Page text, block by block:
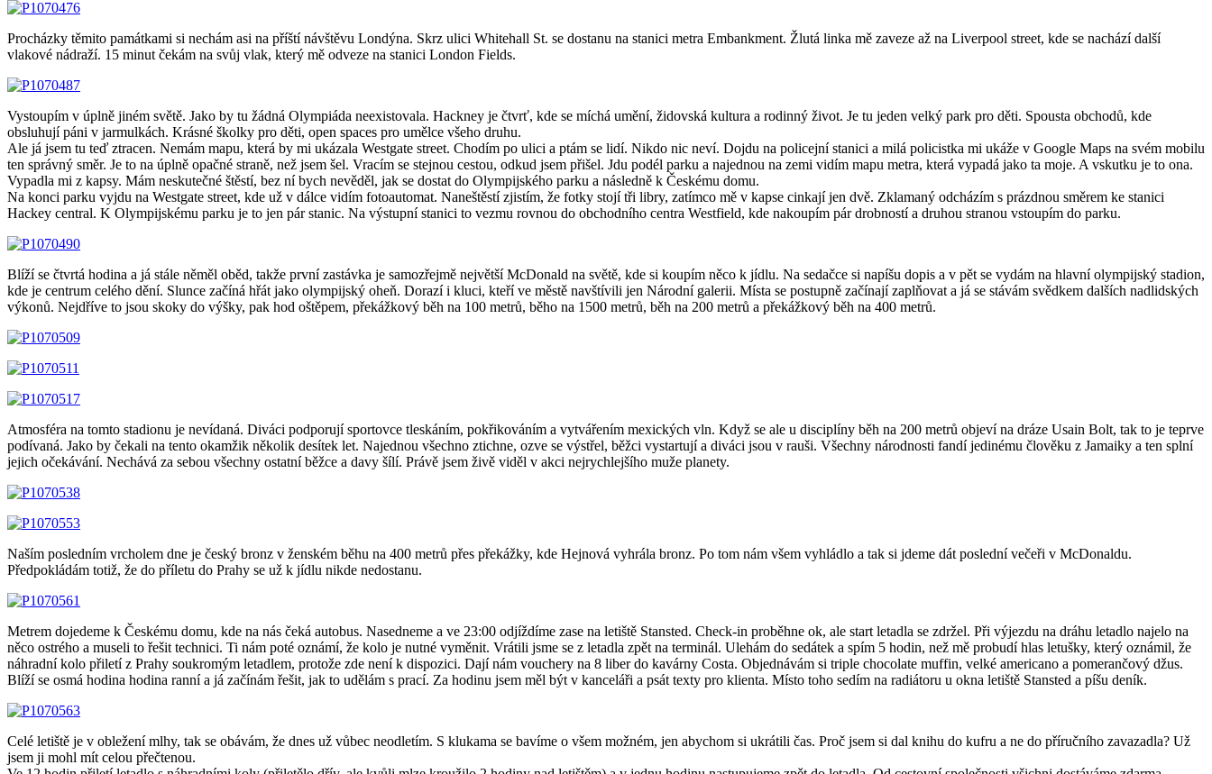
Procházky těmito památkami si nechám asi na příští návštěvu Londýna. Skrz ulici Whitehall St. se dostanu na stanici metra Embankment. Žlutá linka mě zaveze až na Liverpool street, kde se nachází další
vlakové nádraží. 15 minut čekám na svůj vlak, který mě odveze na stanici London Fields.
Vystoupím v úplně jiném světě. Jako by tu žádná Olympiáda neexistovala. Hackney je čtvrť, kde se míchá umění, židovská kultura a rodinný život. Je tu jeden velký park pro děti. Spousta obchodů, kde
obsluhují páni v jarmulkách. Krásné školky pro děti, open spaces pro umělce všeho druhu.
Ale já jsem tu teď ztracen. Nemám mapu, která by mi ukázala Westgate street. Chodím po ulici a ptám se lidí. Nikdo nic neví. Dojdu na policejní stanici a milá policistka mi ukáže v Google Maps na svém mobilu
ten správný směr. Je to na úplně opačné straně, než jsem šel. Vracím se stejnou cestou, odkud jsem přišel. Jdu podél parku a najednou na zemi vidím mapu metra, která vypadá jako ta moje. A vskutku je to ona.
Vypadla mi z kapsy. Mám neskutečné štěstí, bez ní bych nevěděl, jak se dostat do Olympijského parku a následně k Českému domu.
Na konci parku vyjdu na Westgate street, kde už v dálce vidím fotoautomat. Naneštěstí zjistím, že fotky stojí tři libry, zatímco mě v kapse cinkají jen dvě. Zklamaný odcházím s prázdnou směrem ke stanici
Hackey central. K Olympijskému parku je to jen pár stanic. Na výstupní stanici to vezmu rovnou do obchodního centra Westfield, kde nakoupím pár drobností a druhou stranou vstoupím do parku.
Blíží se čtvrtá hodina a já stále něměl oběd, takže první zastávka je samozřejmě největší McDonald na světě, kde si koupím něco k jídlu. Na sedačce si napíšu dopis a v pět se vydám na hlavní olympijský stadion,
kde je centrum celého dění. Slunce začíná hřát jako olympijský oheň. Dorazí i kluci, kteří ve městě navštívili jen Národní galerii. Místa se postupně začínají zaplňovat a já se stávám svědkem dalších nadlidských
výkonů. Nejdříve to jsou skoky do výšky, pak hod oštěpem, překážkový běh na 100 metrů, běho na 1500 metrů, běh na 200 metrů a překážkový běh na 400 metrů.
Atmosféra na tomto stadionu je nevídaná. Diváci podporují sportovce tleskáním, pokřikováním a vytvářením mexických vln. Když se ale u disciplíny běh na 200 metrů objeví na dráze Usain Bolt, tak to je teprve
podívaná. Jako by čekali na tento okamžik několik desítek let. Najednou všechno ztichne, ozve se výstřel, běžci vystartují a diváci jsou v rauši. Všechny národnosti fandí jedinému člověku z Jamaiky a ten splní
jejich očekávání. Nechává za sebou všechny ostatní běžce a davy šílí. Právě jsem živě viděl v akci nejrychlejšího muže planety.
Naším posledním vrcholem dne je český bronz v ženském běhu na 400 metrů přes překážky, kde Hejnová vyhrála bronz. Po tom nám všem vyhládlo a tak si jdeme dát poslední večeři v McDonaldu.
Předpokládám totiž, že do příletu do Prahy se už k jídlu nikde nedostanu.
Metrem dojedeme k Českému domu, kde na nás čeká autobus. Nasedneme a ve 23:00 odjíždíme zase na letiště Stansted. Check-in proběhne ok, ale start letadla se zdržel. Při výjezdu na dráhu letadlo najelo na
něco ostrého a museli to řešit technici. Ti nám poté oznámí, že kolo je nutné vyměnit. Vrátili jsme se z letadla zpět na terminál. Ulehám do sedátek a spím 5 hodin, než mě probudí hlas letušky, který oznámil, že
náhradní kolo přiletí z Prahy soukromým letadlem, protože zde není k dispozici. Dají nám vouchery na 8 liber do kavárny Costa. Objednávám si triple chocolate muffin, velké americano a pomerančový džus.
Blíží se osmá hodina hodina ranní a já začínám řešit, jak to udělám s prací. Za hodinu jsem měl být v kanceláři a psát texty pro klienta. Místo toho sedím na radiátoru u okna letiště Stansted a píšu deník.
Celé letiště je v obležení mlhy, tak se obávám, že dnes už vůbec neodletím. S klukama se bavíme o všem možném, jen abychom si ukrátili čas. Proč jsem si dal knihu do kufru a ne do příručního zavazadla? Už
jsem ji mohl mít celou přečtenou.